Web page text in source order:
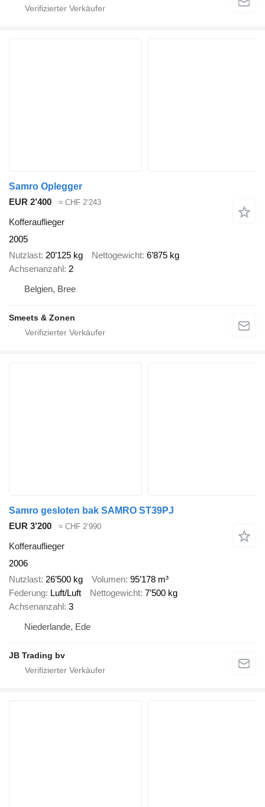
Samro Oplegger
EUR 2’400
≈ CHF 2’243
Kofferauflieger
2005
Nutzlast 20’125 kg Nettogewicht 6’875 kg
Achsenanzahl 2
Belgien, Bree
Smeets & Zonen
Samro gesloten bak SAMRO ST39PJ
EUR 3’200
≈ CHF 2’990
Kofferauflieger
2006
Nutzlast 26’500 kg Volumen 95’178 m³
Federung Luft/Luft Nettogewicht 7’500 kg
Achsenanzahl 3
Niederlande, Ede
JB Trading bv